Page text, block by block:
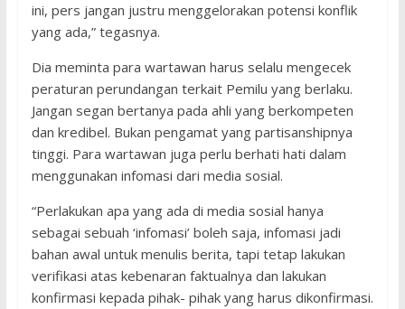
ini, pers jangan justru menggelorakan potensi konflik
yang ada,” tegasnya.
Dia meminta para wartawan harus selalu mengecek
peraturan perundangan terkait Pemilu yang berlaku.
Jangan segan bertanya pada ahli yang berkompeten
dan kredibel. Bukan pengamat yang partisanshipnya
tinggi. Para wartawan juga perlu berhati hati dalam
menggunakan infomasi dari media sosial.
“Perlakukan apa yang ada di media sosial hanya
sebagai sebuah ‘infomasi’ boleh saja, infomasi jadi
bahan awal untuk menulis berita, tapi tetap lakukan
verifikasi atas kebenaran faktualnya dan lakukan
konfirmasi kepada pihak- pihak yang harus dikonfirmasi.